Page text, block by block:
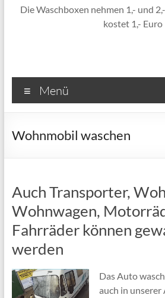
Die Waschboxen nehmen 1,- und
kostet 1,- Euro
Menü
Wohnmobil waschen
Auch Transporter,
Wohnwagen,
Fahrräder können
werden
Das Auto
auch in unserer